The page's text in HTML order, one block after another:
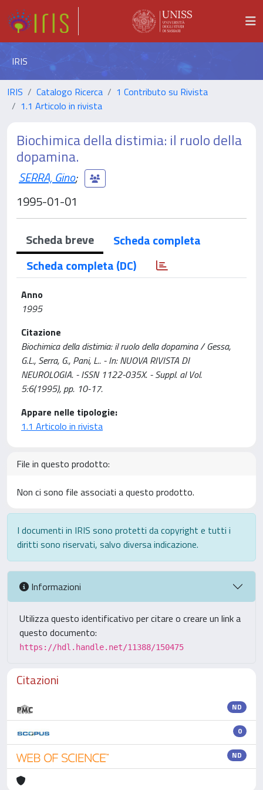
IRIS
IRIS Catalogo Ricerca
1 Contributo su Rivista
1.1 Articolo in rivista
Biochimica della distimia: il ruolo della
dopamina.
SERRA, Gino;
1995-01-01
Scheda breve
Scheda completa
Scheda completa (DC)
Anno
1995
Citazione
Biochimica della distimia: il ruolo della dopamina / Gessa,
G.L., Serra, G., Pani, L.. - In: NUOVA RIVISTA DI
NEUROLOGIA. - ISSN 1122-035X. - Suppl. al Vol.
5:6(1995), pp. 10-17.
Appare nelle tipologie:
1.1 Articolo in rivista
File in questo prodotto:
Non ci sono file associati a questo prodotto.
I documenti in IRIS sono protetti da copyright e tutti i
diritti sono riservati, salvo diversa indicazione.
Informazioni
Utilizza questo identificativo per citare o creare un link a
questo documento:
https://hdl.handle.net/11388/150475
Citazioni
ND
0
ND